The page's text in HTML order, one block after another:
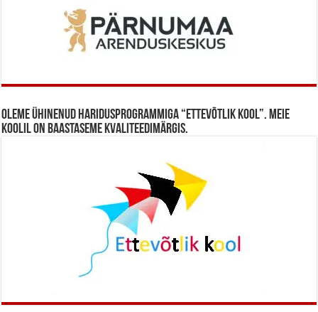
Oleme ühinenud haridusprogrammiga “Ettevõtlik Kool”. Meie
koolil on baastaseme kvaliteedimärgis.